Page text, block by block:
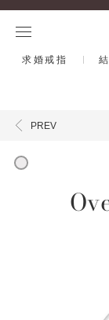
求婚戒指
PREV